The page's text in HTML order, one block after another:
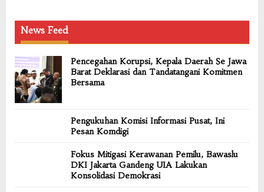
News Feed
Pencegahan Korupsi, Kepala Daerah Se Jawa
Barat Deklarasi dan Tandatangani Komitmen
Bersama
Pengukuhan Komisi Informasi Pusat, Ini
Pesan Komdigi
Fokus Mitigasi Kerawanan Pemilu, Bawaslu
DKI Jakarta Gandeng UIA Lakukan
Konsolidasi Demokrasi